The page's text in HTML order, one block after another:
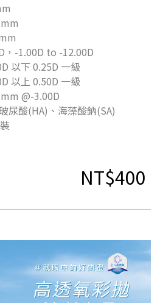
-1.00D to -12.00D
0.25D 一級
0.50D 一級
@-3.00D
(HA)、海藻酸鈉(SA)
NT$400